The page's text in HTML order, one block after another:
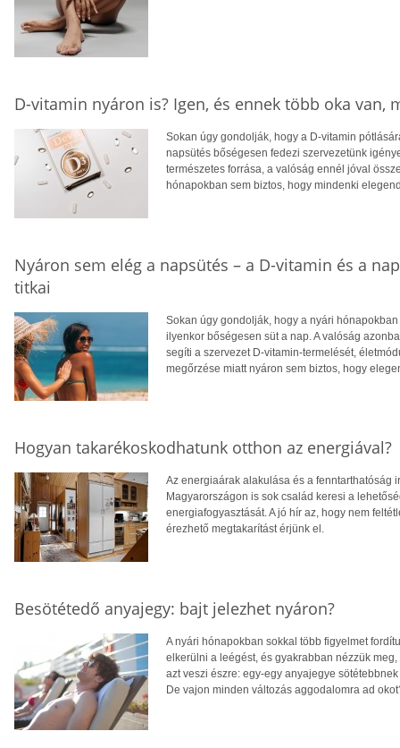
D-vitamin nyáron is? Igen, és ennek több oka van,
Sokan úgy gondolják, hogy a D-vitamin
napsütés bőségesen fedezi szervezetünk
természetes forrása, a valóság ennél jóval
hónapokban sem biztos, hogy mindenki
Nyáron sem elég a napsütés – a D-vitamin és a
titkai
Sokan úgy gondolják, hogy a nyári
ilyenkor bőségesen süt a nap. A valóság
segíti a szervezet D-vitamin-termelését,
megőrzése miatt nyáron sem biztos, hogy
Hogyan takarékoskodhatunk otthon az energiával?
Az energiaárak alakulása és a fenntarthatóság
Magyarországon is sok család keresi a
energiafogyasztását. A jó hír az, hogy nem
érezhető megtakarítást érjünk el.
Besötétedő anyajegy: bajt jelezhet nyáron?
A nyári hónapokban sokkal több figyelmet
elkerülni a leégést, és gyakrabban nézzük
azt veszi észre: egy-egy anyajegye
De vajon minden változás aggodalomra ad